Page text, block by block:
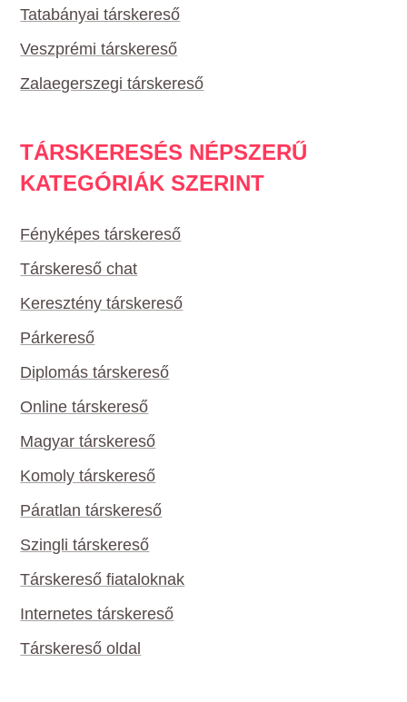
Tatabányai társkereső
Veszprémi társkereső
Zalaegerszegi társkereső
TÁRSKERESÉS NÉPSZERŰ
KATEGÓRIÁK SZERINT
Fényképes társkereső
Társkereső chat
Keresztény társkereső
Párkereső
Diplomás társkereső
Online társkereső
Magyar társkereső
Komoly társkereső
Páratlan társkereső
Szingli társkereső
Társkereső fiataloknak
Internetes társkereső
Társkereső oldal